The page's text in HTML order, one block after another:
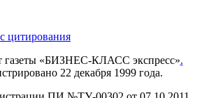
газеты «БИЗНЕС-КЛАСС экспресс».
22 декабря 1999 года.